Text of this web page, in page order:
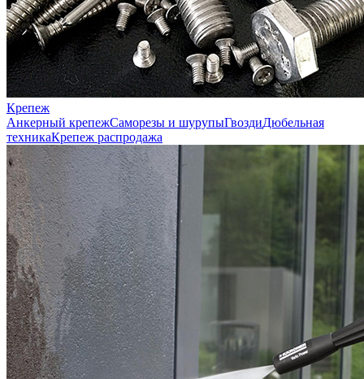
Крепеж
Анкерный крепежСаморезы и шурупыГвоздиДюбельная
техникаКрепеж распродажа